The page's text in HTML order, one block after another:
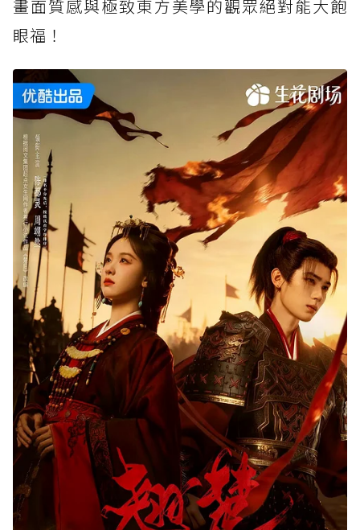
畫面質感與極致東方美學的觀眾絕對能大飽
眼福！